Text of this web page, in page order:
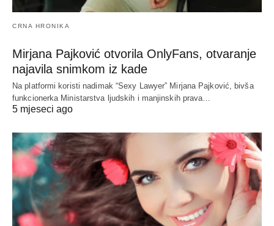
CRNA HRONIKA
Mirjana Pajković otvorila OnlyFans, otvaranje
najavila snimkom iz kade
Na platformi koristi nadimak “Sexy Lawyer” Mirjana Pajković, bivša
funkcionerka Ministarstva ljudskih i manjinskih prava…
5 mjeseci ago